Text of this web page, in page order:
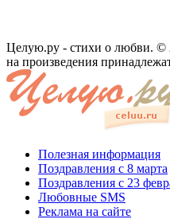
Целую.ру - стихи о любви. ©
на произведения
Полезная информация
Поздравления с 8 марта
Поздравления с 23
Любовные SMS
Реклама на сайте